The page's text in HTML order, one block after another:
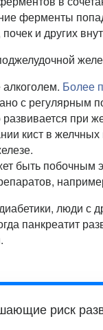
ферменты
и других
Более
с регулярным
развивается при
кист в
быть побочным
люди с
панкреатит
риск